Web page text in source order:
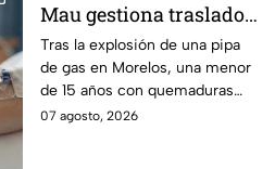
Mau gestiona traslado
a Texas de adolescente
herida en explosión de
una pipa de gas en
Morelos
Tras la explosión de una pipa
de gas en Morelos, una menor
de 15 años con quemaduras
graves será trasladada a
07 agosto, 2026